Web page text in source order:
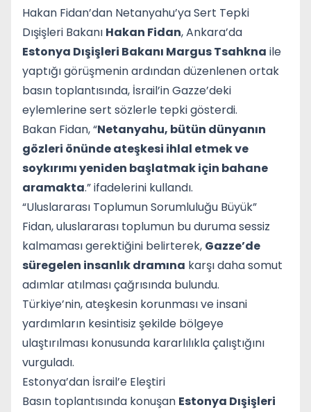
Hakan Fidan’dan Netanyahu’ya Sert Tepki
Dışişleri Bakanı Hakan Fidan, Ankara’da
Estonya Dışişleri Bakanı Margus Tsahkna ile
yaptığı görüşmenin ardından düzenlenen ortak
basın toplantısında, İsrail’in Gazze’deki
eylemlerine sert sözlerle tepki gösterdi.
Bakan Fidan, “Netanyahu, bütün dünyanın
gözleri önünde ateşkesi ihlal etmek ve
soykırımı yeniden başlatmak için bahane
aramakta.” ifadelerini kullandı.
“Uluslararası Toplumun Sorumluluğu Büyük”
Fidan, uluslararası toplumun bu duruma sessiz
kalmaması gerektiğini belirterek, Gazze’de
süregelen insanlık dramına karşı daha somut
adımlar atılması çağrısında bulundu.
Türkiye’nin, ateşkesin korunması ve insani
yardımların kesintisiz şekilde bölgeye
ulaştırılması konusunda kararlılıkla çalıştığını
vurguladı.
Estonya’dan İsrail’e Eleştiri
Basın toplantısında konuşan Estonya Dışişleri